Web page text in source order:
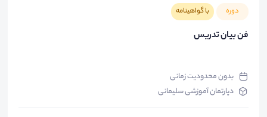
دوره با گواهینامه
فن بیان تدریس
بدون محدودیت زمانی
دپارتمان آموزشی سلیمانی